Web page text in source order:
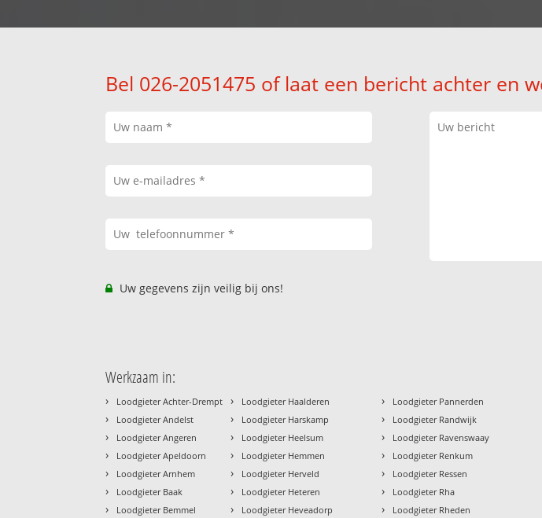
Bel 026-2051475 of laat een bericht achter en
Uw gegevens zijn veilig bij ons!
Werkzaam in:
› Loodgieter Achter-Drempt
› Loodgieter Andelst
› Loodgieter Angeren
› Loodgieter Apeldoorn
› Loodgieter Arnhem
› Loodgieter Baak
› Loodgieter Bemmel
› Loodgieter Haalderen
› Loodgieter Harskamp
› Loodgieter Heelsum
› Loodgieter Hemmen
› Loodgieter Herveld
› Loodgieter Heteren
› Loodgieter Heveadorp
› Loodgieter Pannerden
› Loodgieter Randwijk
› Loodgieter Ravenswaay
› Loodgieter Renkum
› Loodgieter Ressen
› Loodgieter Rha
› Loodgieter Rheden